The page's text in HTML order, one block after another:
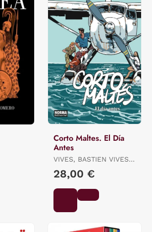
Corto Maltes. El Día
Antes
VIVES, BASTIEN VIVES /
QUENEHEN, MARTIN
28,00 €